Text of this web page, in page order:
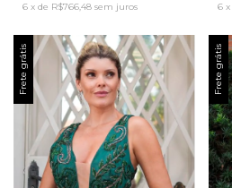
6 x de R$766,48 sem juros 6 x
Frete grátis Frete grátis